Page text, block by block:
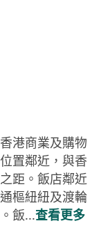
港商業及購物
置鄰近，與香
距。飯店鄰近
樞紐紐及渡輪
飯...查看更多